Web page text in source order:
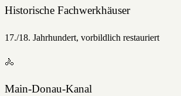
Historische Fachwerkhäuser
17./18. Jahrhundert, vorbildlich restauriert
🚴
Main-Donau-Kanal